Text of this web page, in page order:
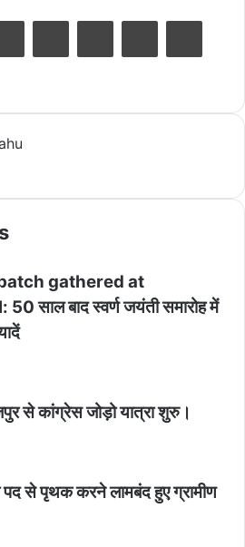
gathered at
साल बाद स्वर्ण जयंती समारोह में
से कांग्रेस जोड़ो यात्रा शुरु।
से पृथक करने लामबंद हुए ग्रामीण